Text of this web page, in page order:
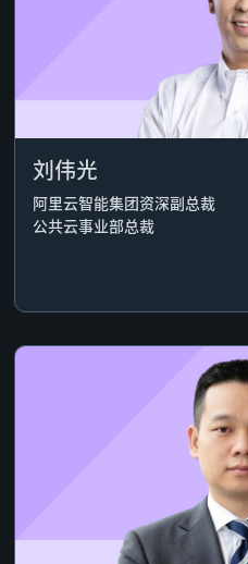
刘伟光
阿里云智能集团资深副总裁
公共云事业部总裁